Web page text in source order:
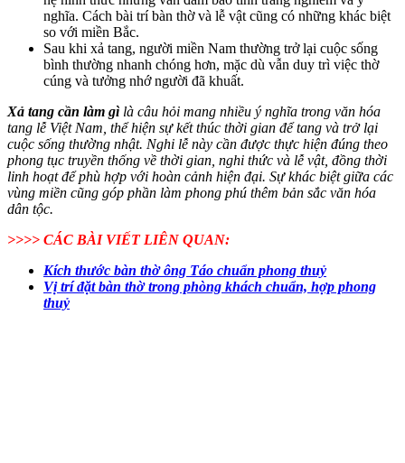
nghĩa. Cách bài trí bàn thờ và lễ vật cũng có những khác biệt
so với miền Bắc.
Sau khi xả tang, người miền Nam thường trở lại cuộc sống
bình thường nhanh chóng hơn, mặc dù vẫn duy trì việc thờ
cúng và tưởng nhớ người đã khuất.
Xả tang cần làm gì là câu hỏi mang nhiều ý nghĩa trong văn hóa
tang lễ Việt Nam, thể hiện sự kết thúc thời gian để tang và trở lại
cuộc sống thường nhật. Nghi lễ này cần được thực hiện đúng theo
phong tục truyền thống về thời gian, nghi thức và lễ vật, đồng thời
linh hoạt để phù hợp với hoàn cảnh hiện đại. Sự khác biệt giữa các
vùng miền cũng góp phần làm phong phú thêm bản sắc văn hóa
dân tộc.
>>>> CÁC BÀI VIẾT LIÊN QUAN:
Kích thước bàn thờ ông Táo chuẩn phong thuỷ
Vị trí đặt bàn thờ trong phòng khách chuẩn, hợp phong
thuỷ